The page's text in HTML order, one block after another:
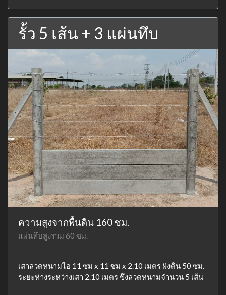
รั้ว 5 เส้น + 3 แผ่นทึบ
ความสูงจากพื้นดิน 160 ซม.
แผ่นทึบสูงรวม 60 ซม.
เสาลวดหนามไอ 11 ซม x 11 ซม x 2.10 เมตร ฝังดิน 50 ซม.
ระยะห่างระหว่างเสา 2.10 เมตร ขึงลวดหนามจำนวน 5 เส้น